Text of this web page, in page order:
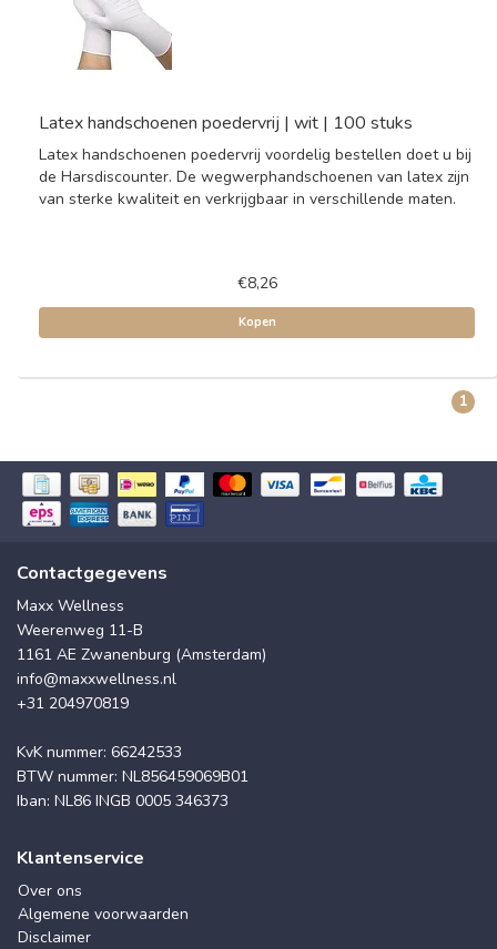
Latex handschoenen poedervrij | wit | 100 stuks
Latex handschoenen poedervrij voordelig bestellen doet u bij
de Harsdiscounter. De wegwerphandschoenen van latex zijn
van sterke kwaliteit en verkrijgbaar in verschillende maten.
€8,26
Kopen
1
Contactgegevens
Maxx Wellness
Weerenweg 11-B
1161 AE Zwanenburg (Amsterdam)
info@maxxwellness.nl
+31 204970819
KvK nummer: 66242533
BTW nummer: NL856459069B01
Iban: NL86 INGB 0005 346373
Klantenservice
Over ons
Algemene voorwaarden
Disclaimer